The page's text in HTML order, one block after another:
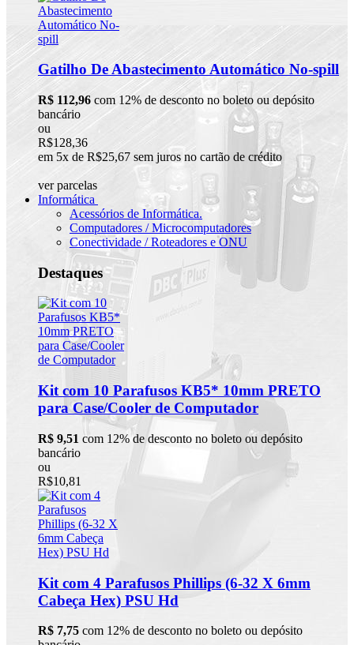
Gatilho De Abastecimento Automático No-spill
R$ 112,96 com 12% de desconto no boleto ou depósito
bancário
ou
R$128,36
em 5x de R$25,67 sem juros no cartão de crédito
ver parcelas
Informática
Acessórios de Informática.
Computadores / Microcomputadores
Conectividade / Roteadores e ONU
Destaques
Kit com 10 Parafusos KB5* 10mm PRETO
para Case/Cooler de Computador
R$ 9,51 com 12% de desconto no boleto ou depósito
bancário
ou
R$10,81
Kit com 4 Parafusos Phillips (6-32 X 6mm
Cabeça Hex) PSU Hd
R$ 7,75 com 12% de desconto no boleto ou depósito